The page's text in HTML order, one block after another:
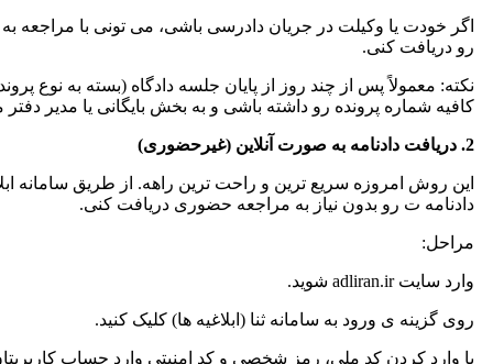
اگر خودت یا وکیلت در جریان دادرسی باشی، می تونی با مراجعه به
رو دریافت کنی.
نکته: معمولاً پس از چند روز از پایان جلسه دادگاه (بسته به نوع
کافیه شماره پرونده رو داشته باشی و به بخش بایگانی یا مدیر
2. دریافت دادنامه به صورت آنلاین (غیرحضوری)
این روش امروزه سریع ترین و راحت ترین راهه. از طریق سامانه
دادنامه ت رو بدون نیاز به مراجعه حضوری دریافت کنی.
مراحل:
وارد سایت adliran.ir شوید.
روی گزینه ی ورود به سامانه ثنا (ابلاغیه ها) کلیک کنید.
با وارد کردن کد ملی، رمز شخصی و کد امنیتی وارد حساب